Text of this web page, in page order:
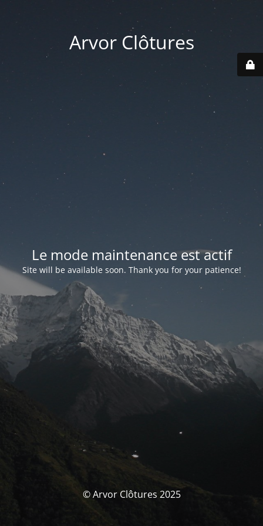
Arvor Clôtures
Le mode maintenance est actif
Site will be available soon. Thank you for your patience!
© Arvor Clôtures 2025